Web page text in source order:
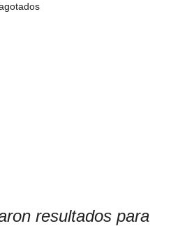
resultados para